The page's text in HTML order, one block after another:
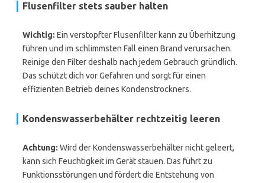
Flusenfilter stets sauber halten
Wichtig: Ein verstopfter Flusenfilter kann zu Überhitzung
führen und im schlimmsten Fall einen Brand verursachen.
Reinige den Filter deshalb nach jedem Gebrauch gründlich.
Das schützt dich vor Gefahren und sorgt für einen
effizienten Betrieb deines Kondenstrockners.
Kondenswasserbehälter rechtzeitig leeren
Achtung: Wird der Kondenswasserbehälter nicht geleert,
kann sich Feuchtigkeit im Gerät stauen. Das führt zu
Funktionsstörungen und fördert die Entstehung von